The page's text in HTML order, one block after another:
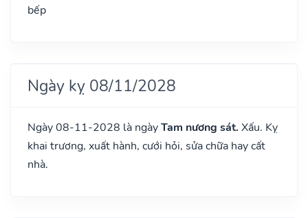
bếp
Ngày kỵ 08/11/2028
Ngày 08-11-2028 là ngàyTam nương sát. Xấu. Kỵ
khai trương, xuất hành, cưới hỏi, sửa chữa hay cất
nhà.